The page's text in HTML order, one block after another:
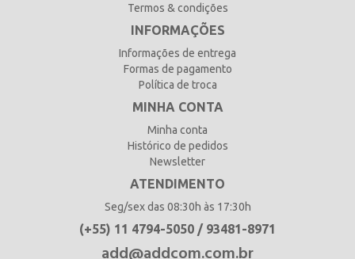
Termos & condições
INFORMAÇÕES
Informações de entrega
Formas de pagamento
Política de troca
MINHA CONTA
Minha conta
Histórico de pedidos
Newsletter
ATENDIMENTO
Seg/sex das 08:30h às 17:30h
(+55) 11 4794-5050 / 93481-8971